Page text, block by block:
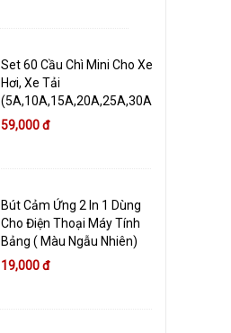
Set 60 Cầu Chì Mini Cho Xe
Hơi, Xe Tải
(5A,10A,15A,20A,25A,30A)
59,000 đ
Bút Cảm Ứng 2 In 1 Dùng
Cho Điện Thoại Máy Tính
Bảng ( Màu Ngẫu Nhiên)
19,000 đ